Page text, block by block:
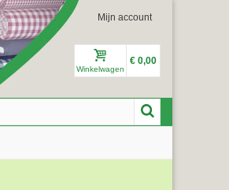
Mijn account
Winkelwagen
€ 0,00